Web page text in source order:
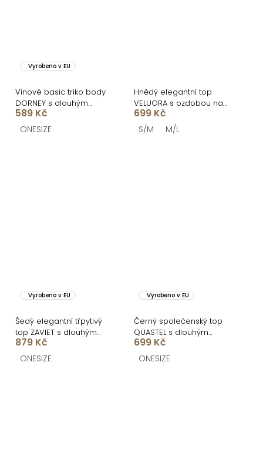
Vyrobeno v EU
Vínové basic triko body
DORNEY s dlouhým
rukávem
589 Kč
ONESIZE
Hnědý elegantní top
VELUORA s ozdobou na
krk
699 Kč
S/M M/L
Vyrobeno v EU
Šedý elegantní třpytivý
top ZAVIET s dlouhým
rukávem
879 Kč
ONESIZE
Vyrobeno v EU
Černý společenský top
QUASTEL s dlouhým
rukávem
699 Kč
ONESIZE